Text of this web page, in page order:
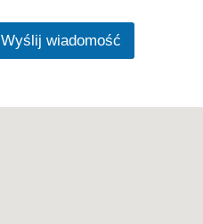
Wyślij wiadomość